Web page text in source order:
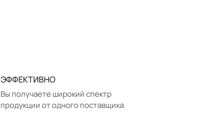
ЭФФЕКТИВНО
Вы получаете широкий спектр
продукции от одного поставщика